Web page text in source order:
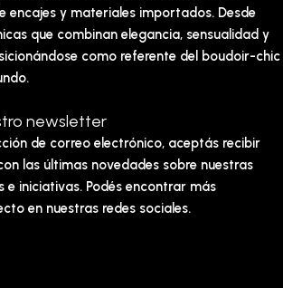
encajes y materiales importados. Desde
que combinan elegancia, sensualidad y
como referente del boudoir-chic
newsletter
de correo electrónico, aceptás recibir
las últimas novedades sobre nuestras
e iniciativas. Podés encontrar más
en nuestras redes sociales.